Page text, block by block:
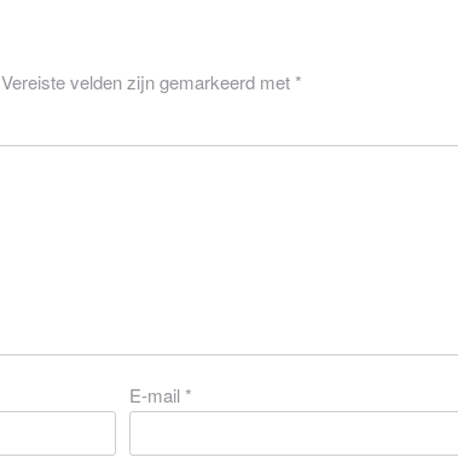
Vereiste velden zijn gemarkeerd met*
E-mail*